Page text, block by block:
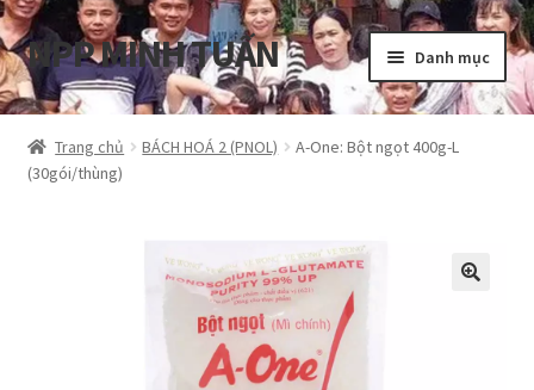
Đi
đến
Điều
hướng
Chuyển
đến
nội
dung
NPP MINH TUẤN Danh mục
Tổng quan
Blog
Trang chủ BÁCH HOÁ 2 (PNOL)
A-One: Bột ngọt 400g-L
(30gói/thùng)